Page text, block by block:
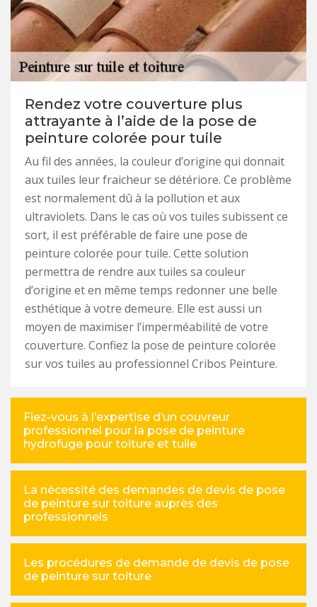
Rendez votre couverture plus
attrayante à l’aide de la pose de
peinture colorée pour tuile
Au fil des années, la couleur d’origine qui donnait
aux tuiles leur fraicheur se détériore. Ce problème
est normalement dû à la pollution et aux
ultraviolets. Dans le cas où vos tuiles subissent ce
sort, il est préférable de faire une pose de
peinture colorée pour tuile. Cette solution
permettra de rendre aux tuiles sa couleur
d’origine et en même temps redonner une belle
esthétique à votre demeure. Elle est aussi un
moyen de maximiser l’imperméabilité de votre
couverture. Confiez la pose de peinture colorée
sur vos tuiles au professionnel Cribos Peinture.
Fiez-vous à l’expertise d’un couvreur
professionnel pour la pose de peinture
hydrofuge pour toiture et tuile
La nécessité des demandes de devis de pose
de peinture sur toiture auprès des
professionnels
Les procédures de demande de devis de pose
de peinture sur toiture